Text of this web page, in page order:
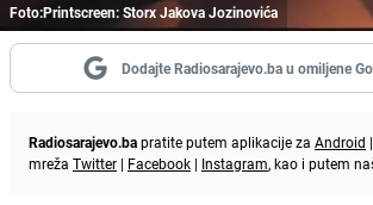
Foto:Printscreen: Storx Jakova Jozinovića
Dodajte Radiosarajevo.ba u omiljene
Radiosarajevo.bapratite putem aplikacije za Android |
mreža Twitter | Facebook | Instagram, kao i putem